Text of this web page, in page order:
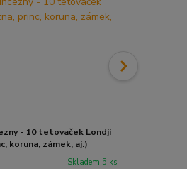
- 10 tetovaček Londji
koruna, zámek, aj.)
Skladem 5 ks